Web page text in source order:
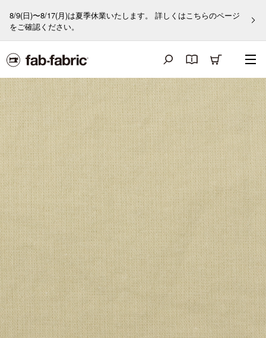
8/9(日)〜8/17(月)は夏季休業いたします。 詳しくはこちらのページ
をご確認ください。